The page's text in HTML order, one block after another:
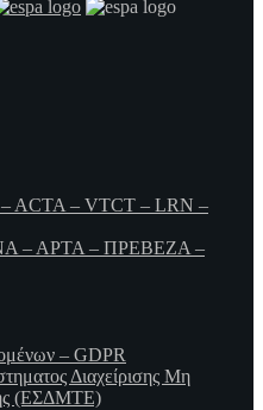
– ACTA – VTCT – LRN –
– ΑΡΤΑ – ΠΡΕΒΕΖΑ –
– GDPR
Διαχείρισης Μη
(ΕΣΔΜΤΕ)